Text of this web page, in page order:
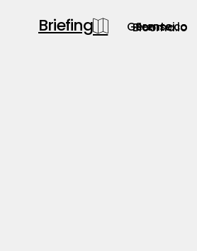
Briefing Blooma.io
Semsei.io
Gerente.co